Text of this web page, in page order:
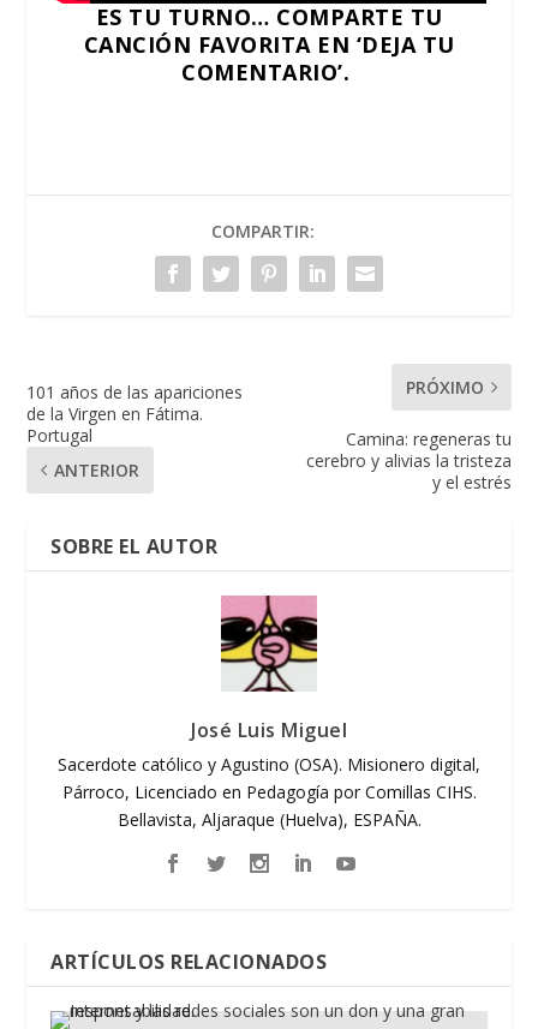
ES TU TURNO… COMPARTE TU
CANCIÓN FAVORITA EN ‘DEJA TU
COMENTARIO’.
COMPARTIR:
101 años de las apariciones
de la Virgen en Fátima.
Portugal
ANTERIOR
PRÓXIMO
Camina: regeneras tu
cerebro y alivias la tristeza
y el estrés
SOBRE EL AUTOR
José Luis Miguel
Sacerdote católico y Agustino (OSA). Misionero digital,
Párroco, Licenciado en Pedagogía por Comillas CIHS.
Bellavista, Aljaraque (Huelva), ESPAÑA.
ARTÍCULOS RELACIONADOS